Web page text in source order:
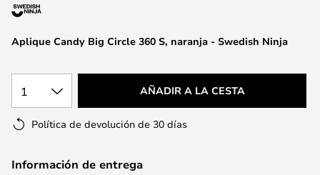
galería
deAplique Candy Big Circle 360 S, naranja - Swedish Ninja
1 AÑADIR A LA CESTA
Política de devolución de 30 días
Información de entrega